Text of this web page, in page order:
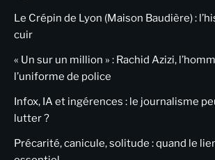
Le Crépin de Lyon (Maison Baudière) :
cuir
« Un sur un million » : Rachid Azizi,
l’uniforme de police
Infox, IA et ingérences : le journalisme
lutter ?
Précarité, canicule, solitude : quand le